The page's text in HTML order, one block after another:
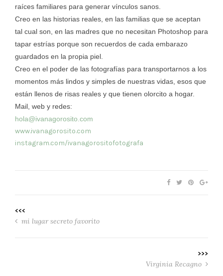
raíces familiares para generar vínculos sanos.
Creo en las historias reales, en las familias que se aceptan
tal cual son, en las madres que no necesitan Photoshop para
tapar estrías porque son recuerdos de cada embarazo
guardados en la propia piel.
Creo en el poder de las fotografías para transportarnos a los
momentos más lindos y simples de nuestras vidas, esos que
están llenos de risas reales y que tienen olorcito a hogar.
Mail, web y redes:
hola@ivanagorosito.com
www.ivanagorosito.com
instagram.com/ivanagorositofotografa
<<<
mi lugar secreto favorito
>>>
Virginia Recagno